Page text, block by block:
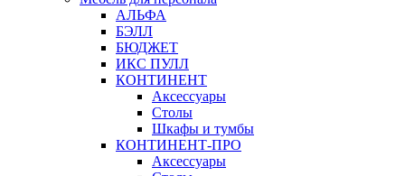
АЛЬФА
БЭЛЛ
БЮДЖЕТ
ИКС ПУЛЛ
КОНТИНЕНТ
Аксессуары
Столы
Шкафы и тумбы
КОНТИНЕНТ-ПРО
Аксессуары